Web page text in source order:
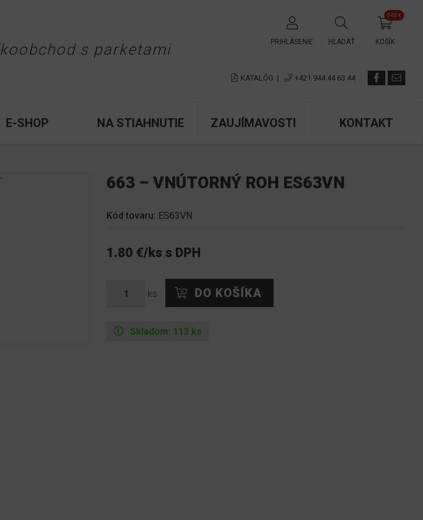
s parketami PRIHLÁSENIE HĽADAŤ KOŠÍK
0.00 €
E-SHOP NA STIAHNUTIE ZAUJÍMAVOSTI KONTAKT
KATALÓG | +421 944 44 63 44
✕
663 – VNÚTORNÝ ROH ES63VN
Kód tovaru: ES63VN
1.80 €/ks s DPH
ks
Skladom: 113 ks